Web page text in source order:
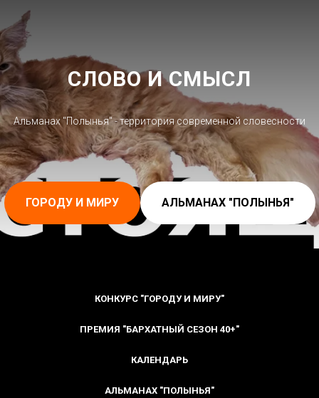
СЛОВО И СМЫСЛ
Альманах "Полынья" - территория современной словесности
ГОРОДУ И МИРУ АЛЬМАНАХ "ПОЛЫНЬЯ"
КОНКУРС "ГОРОДУ И МИРУ"
ПРЕМИЯ "БАРХАТНЫЙ СЕЗОН 40+"
КАЛЕНДАРЬ
АЛЬМАНАХ "ПОЛЫНЬЯ"